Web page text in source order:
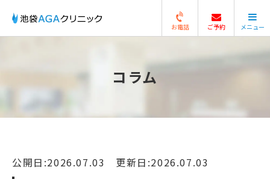
お電話 ご予約 メニュー
閉じる
コラム
公開日:2026.07.03 更新日:2026.07.03